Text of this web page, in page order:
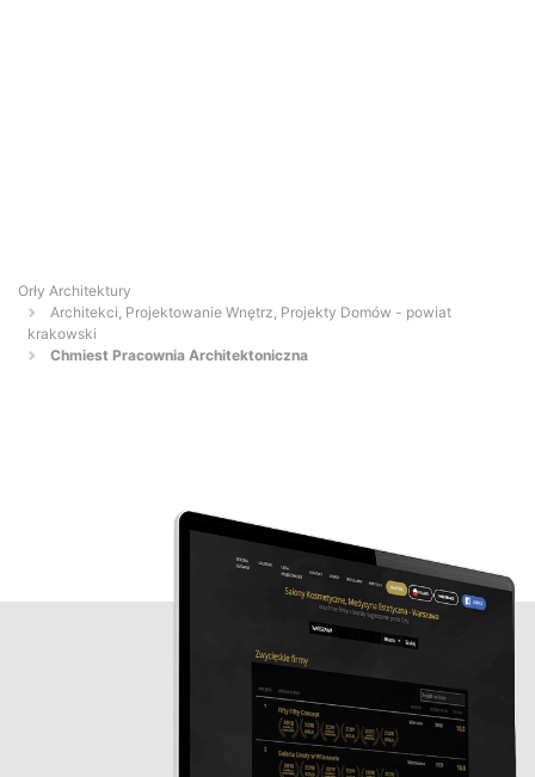
Orły Architektury
Architekci, Projektowanie Wnętrz, Projekty Domów - powiat
krakowski
Chmiest Pracownia Architektoniczna